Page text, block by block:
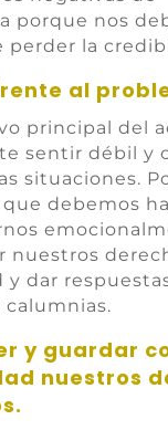
porque nos
perder la
al
principal del
sentir débil y
situaciones.
debemos
nuestros
y dar
calumnias.
y guardar
nuestros